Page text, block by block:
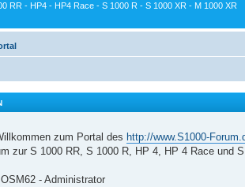
RR - HP4 - HP4 Race - S 1000 R - S 1000 XR - M 1000 XR
zum Portal des http://www.S1000-
zur S 1000 RR, S 1000 R, HP 4, HP 4 Race und S
- Administrator